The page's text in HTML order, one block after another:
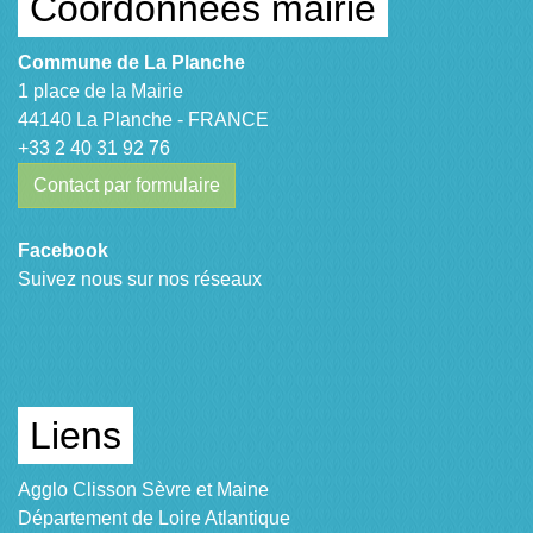
Coordonnées mairie
Commune de La Planche
1 place de la Mairie
44140 La Planche - FRANCE
+33 2 40 31 92 76
Contact par formulaire
Facebook
Suivez nous sur nos réseaux
Liens
Agglo Clisson Sèvre et Maine
Département de Loire Atlantique